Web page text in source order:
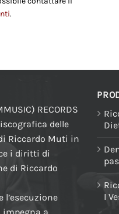
.
RECORDS
delle
Riccardo Muti in
i diritti di
di Riccardo
l’esecuzione
I